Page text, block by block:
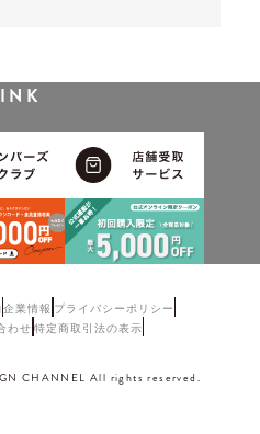
企業情報 プライバシーポリシー
わせ 特定商取引法の表示
CHANNEL All rights reserved.